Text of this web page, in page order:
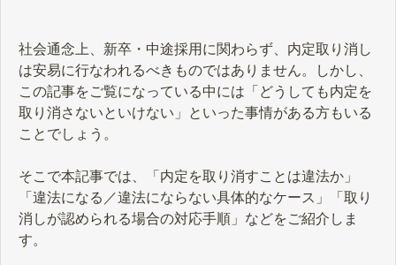
社会通念上、新卒・中途採用に関わらず、内定取り消し
は安易に行なわれるべきものではありません。しかし、
この記事をご覧になっている中には「どうしても内定を
取り消さないといけない」といった事情がある方もいる
ことでしょう。
そこで本記事では、「内定を取り消すことは違法か」
「違法になる／違法にならない具体的なケース」「取り
消しが認められる場合の対応手順」などをご紹介しま
す。